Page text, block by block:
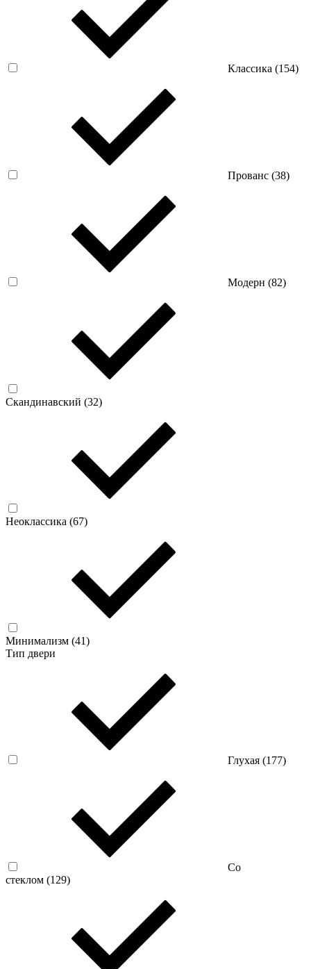
Классика (154)
Прованс (38)
Модерн (82)
Скандинавский (32)
Неоклассика (67)
Минимализм (41)
Тип двери
Глухая (177)
Со
стеклом (129)